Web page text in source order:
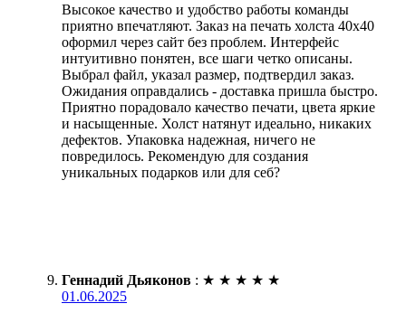
Высокое качество и удобство работы команды
приятно впечатляют. Заказ на печать холста 40х40
оформил через сайт без проблем. Интерфейс
интуитивно понятен, все шаги четко описаны.
Выбрал файл, указал размер, подтвердил заказ.
Ожидания оправдались - доставка пришла быстро.
Приятно порадовало качество печати, цвета яркие
и насыщенные. Холст натянут идеально, никаких
дефектов. Упаковка надежная, ничего не
повредилось. Рекомендую для создания
уникальных подарков или для себ?
Геннадий Дьяконов : ★ ★ ★ ★ ★
01.06.2025